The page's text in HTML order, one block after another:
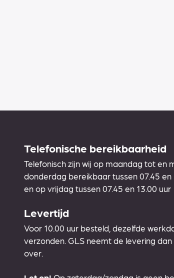
Telefonische bereikbaarheid
Telefonisch zijn wij op maandag tot en
donderdag bereikbaar tussen 07.45 en
en op vrijdag tussen 07.45 en 13.00 uur
Levertijd
Voor 10.00 uur besteld, dezelfde
verzonden. GLS neemt de levering dan
over.